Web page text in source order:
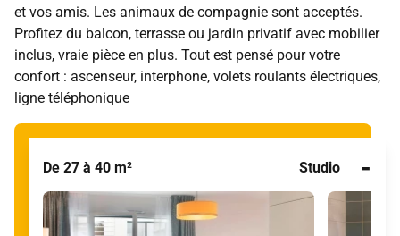
et vos amis. Les animaux de compagnie sont acceptés.
Profitez du balcon, terrasse ou jardin privatif avec mobilier
inclus, vraie pièce en plus. Tout est pensé pour votre
confort : ascenseur, interphone, volets roulants électriques,
ligne téléphonique
De 27 à 40 m² Studio -